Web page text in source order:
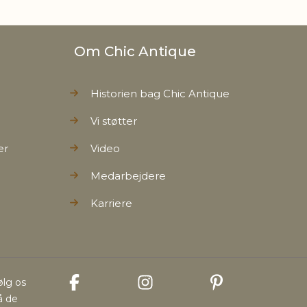
Om Chic Antique
Historien bag Chic Antique
Vi støtter
Video
Medarbejdere
Karriere
os
de